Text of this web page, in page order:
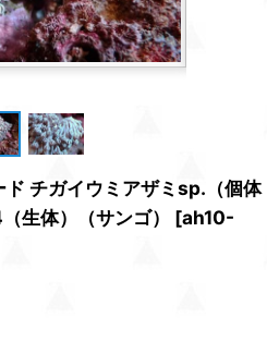
ド チガイウミアザミsp.（個体
生体）（サンゴ）
[ah10-